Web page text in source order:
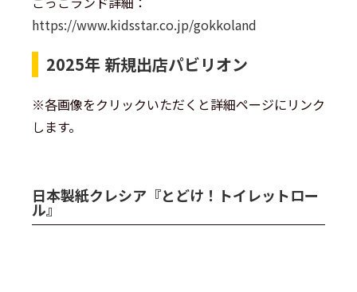
https://www.kidsstar.co.jp/gokkoland
2025年 新規出店パビリオン
※各画像をクリックいただくと詳細ページにリンク
します。
日本製紙クレシア『とどけ！トイレットロー
ル』